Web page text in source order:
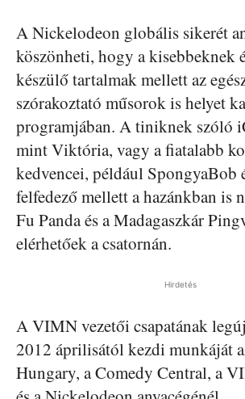
A Nickelodeon globális sikerét
köszönheti, hogy a kisebbeknek
készülő tartalmak mellett az
szórakoztató műsorok is helyet
programjában. A tiniknek szóló
mint Viktória, vagy a fiatalabb
kedvencei, például SpongyaBob
felfedező mellett a hazánkban is
Fu Panda és a Madagaszkár
elérhetőek a csatornán.
Hirdetés
A VIMN vezetői csapatának
2012 áprilisától kezdi munkáját
Hungary, a Comedy Central, a